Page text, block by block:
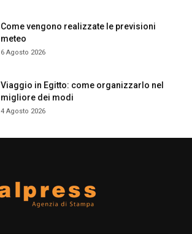
Come vengono realizzate le previsioni
meteo
6 Agosto 2026
Viaggio in Egitto: come organizzarlo nel
migliore dei modi
4 Agosto 2026